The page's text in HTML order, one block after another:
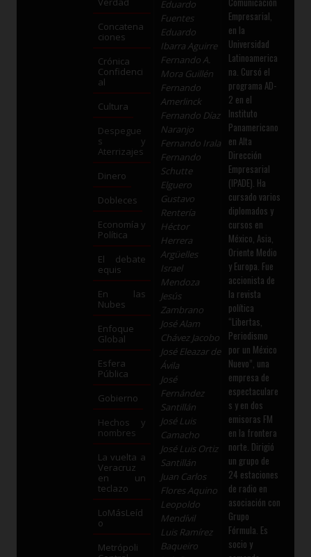
Concatena
ciones
Crónica
Confidenci
al
Cultura
Despegue
s y
Aterrizajes
Dinero
Dobleces
Economía y
Política
El debate
equis
En las
Nubes
Enfoque
Global
Esfera
Pública
Gobierno
Hechos y
nombres
La vuelta a
Veracruz
en un
teclazo
LoMásLeíd
o
Metrópoli
Eduardo
Fuentes
Eduardo
Ibarra Aguirre
Fernando A.
Mora Guillén
Fernando
Amerlinck
Fernando Díaz
Naranjo
Fernando Irala
Fernando
Schutte
Elguero
Gustavo
Rentería
Héctor
Herrera
Argüelles
Israel
Mendoza
Jesús
Zambrano
José Alam
Chávez Jacobo
José Eleazar de
Ávila
José
Fernández
Santillán
José Luis
Camacho
José Luis Ortiz
Santillán
Juan Carlos
Flores Aquino
Leopoldo
Mendívil
Luis Ramírez
Baqueiro
Empresarial,
en la
Universidad
Latinoamerica
na. Cursó el
programa AD-
2 en el
Instituto
Panamericano
en Alta
Dirección
Empresarial
(IPADE). Ha
cursado varios
diplomados y
cursos en
México, Asia,
Oriente Medio
y Europa. Fue
accionista de
la revista
política
“Libertas,
Periodismo
por un México
Nuevo”, una
empresa de
espectaculare
s y en dos
emisoras FM
en la frontera
norte. Dirigió
un grupo de
24 estaciones
de radio en
asociación con
Grupo
Fórmula. Es
socio y